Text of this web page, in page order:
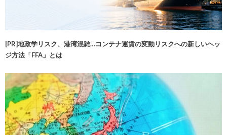
[PR]地政学リスク、港湾混雑…コンテナ運賃の変動リスクへの新しいヘッ
ジ方法「FFA」とは